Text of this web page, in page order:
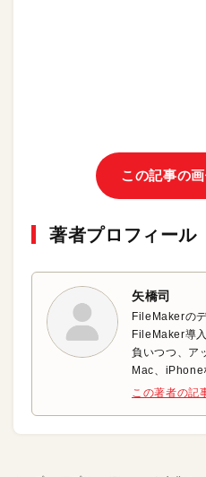
この記事の
著者プロフィール
矢橋司
FileMakerの
FileMaker導
負いつつ、ア
Mac、iPhone
この著者の記